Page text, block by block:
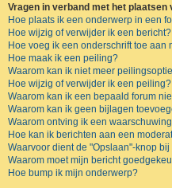
Vragen in verband met het plaatsen
Hoe plaats ik een onderwerp in een
Hoe wijzig of verwijder ik een bericht?
Hoe voeg ik een onderschrift toe aan
Hoe maak ik een peiling?
Waarom kan ik niet meer
Hoe wijzig of verwijder ik een peiling?
Waarom kan ik een bepaald forum
Waarom kan ik geen bijlagen
Waarom ontving ik een
Hoe kan ik berichten aan een
Waarvoor dient de "Opslaan"-knop
Waarom moet mijn bericht
Hoe bump ik mijn onderwerp?